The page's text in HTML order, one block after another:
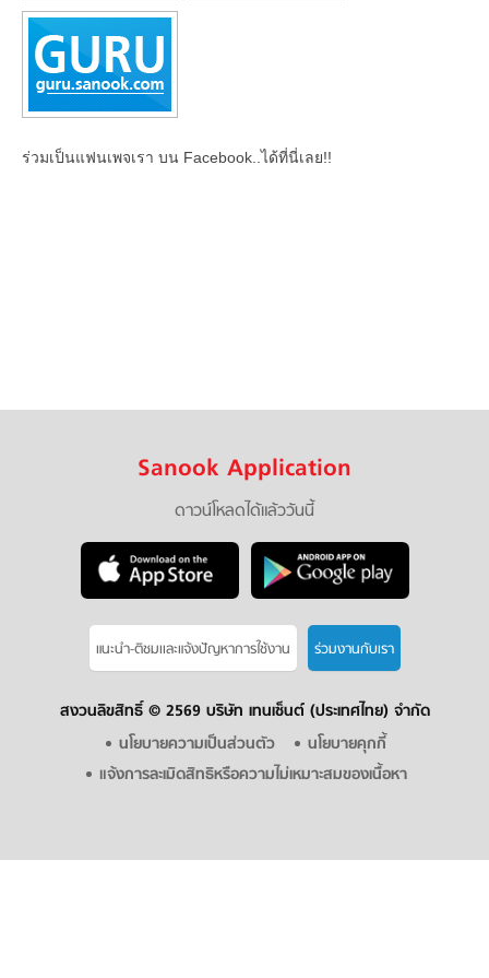
ร่วมเป็นแฟนเพจเรา บน Facebook..ได้ที่นี่เลย!!
Sanook Application
ดาวน์โหลดได้แล้ววันนี้
แนะนำ-ติชมเเละแจ้งปัญหาการใช้งาน ร่วมงานกับเรา
สงวนลิขสิทธิ์ © 2569 บริษัท เทนเซ็นต์ (ประเทศไทย) จำกัด
นโยบายความเป็นส่วนตัว
นโยบายคุกกี้
แจ้งการละเมิดสิทธิหรือความไม่เหมาะสมของเนื้อหา